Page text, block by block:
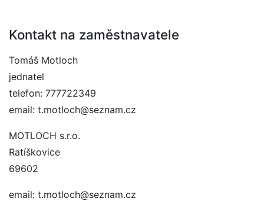
Kontakt na zaměstnavatele
Tomáš Motloch
jednatel
telefon: 777722349
email: t.motloch@seznam.cz
MOTLOCH s.r.o.
Ratíškovice
69602
email: t.motloch@seznam.cz